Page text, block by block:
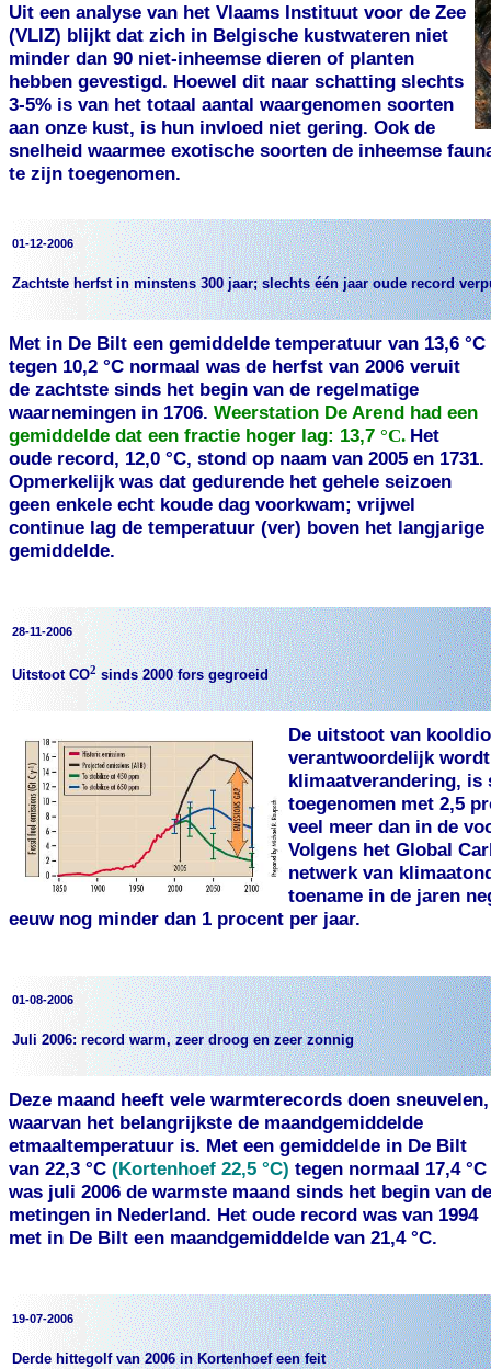
Uit een analyse van het Vlaams Instituut voor de Zee
(VLIZ) blijkt dat zich in Belgische kustwateren niet
minder dan 90 niet-inheemse dieren of planten
hebben gevestigd. Hoewel dit naar schatting slechts
3-5% is van het totaal aantal waargenomen soorten
aan onze kust, is hun invloed niet gering. Ook de
snelheid waarmee exotische soorten de inheemse
te zijn toegenomen.
01-12-2006
Zachtste herfst in minstens 300 jaar; slechts één jaar oude record
Met in De Bilt een gemiddelde temperatuur van 13,6 °C
tegen 10,2 °C normaal was de herfst van 2006 veruit
de zachtste sinds het begin van de regelmatige
waarnemingen in 1706. Weerstation De Arend had een
gemiddelde dat een fractie hoger lag: 13,7 °C. Het
oude record, 12,0 °C, stond op naam van 2005 en 1731.
Opmerkelijk was dat gedurende het gehele seizoen
geen enkele echt koude dag voorkwam; vrijwel
continue lag de temperatuur (ver) boven het langjarige
gemiddelde.
28-11-2006
Uitstoot CO2sinds 2000 fors gegroeid
De uitstoot van
verantwoordelijk
klimaatverandering, is
toegenomen met 2,5
veel meer dan in de
Volgens het Global
netwerk van
toename in de jaren
eeuw nog minder dan 1 procent per jaar.
01-08-2006
Juli 2006: record warm, zeer droog en zeer zonnig
Deze maand heeft vele warmterecords doen sneuvelen,
waarvan het belangrijkste de maandgemiddelde
etmaaltemperatuur is. Met een gemiddelde in De Bilt
van 22,3 °C (Kortenhoef 22,5 °C) tegen normaal 17,4 °C
was juli 2006 de warmste maand sinds het begin van de
metingen in Nederland. Het oude record was van 1994
met in De Bilt een maandgemiddelde van 21,4 °C.
19-07-2006
Derde hittegolf van 2006 in Kortenhoef een feit